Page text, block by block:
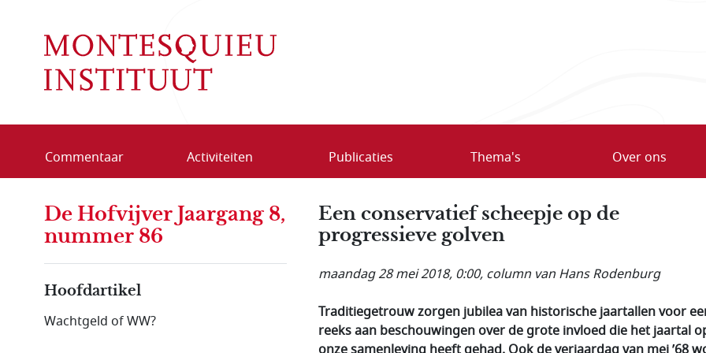
Commentaar Activiteiten Publicaties Thema's Over ons
Een conservatief scheepje op de
progressieve golven
maandag 28 mei 2018, 0:00, column van Hans Rodenburg
Traditiegetrouw zorgen jubilea van historische jaartallen voor
reeks aan beschouwingen over de grote invloed die het jaartal
De Hofvijver Jaargang 8,
nummer 86
Hoofdartikel
Wachtgeld of WW?